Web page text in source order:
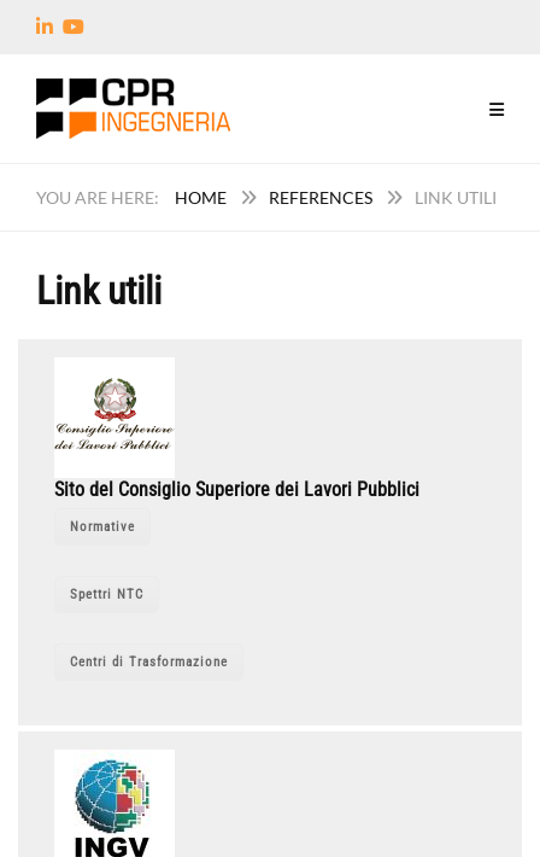
HOME REFERENCES LINK UTILI
Link utili
Sito del Consiglio Superiore dei Lavori Pubblici
Normative
Spettri NTC
Centri di Trasformazione